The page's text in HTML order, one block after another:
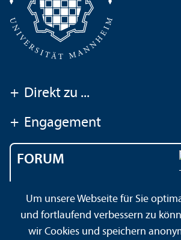
+ Direkt zu ...
+ Engagement
FORUM
Universität Mannheim
Um unsere Webseite für Sie
und fortlaufend verbessern zu
wir Cookies und speichern